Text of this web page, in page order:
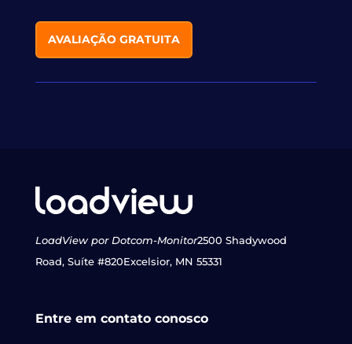
AVALIAÇÃO GRATUITA
LoadView por Dotcom-Monitor2500 Shadywood
Road, Suíte #820Excelsior, MN 55331
Entre em contato conosco